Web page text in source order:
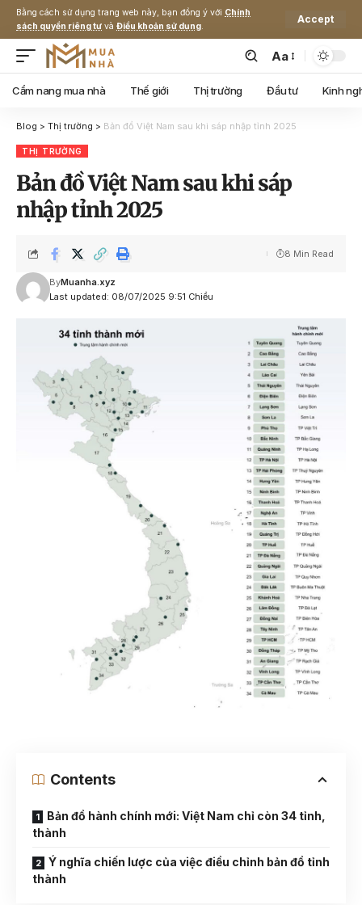
Bằng cách sử dụng trang web này, bạn đồng ý với Chính
sách quyền riêng tư và Điều khoản sử dụng.
Accept
Aa
Cẩm nang mua nhà Thế giới Thị trường Đầu tư Kinh
Blog > Thị trường > Bản đồ Việt Nam sau khi sáp nhập tỉnh 2025
THỊ TRƯỜNG
Bản đồ Việt Nam sau khi sáp
nhập tỉnh 2025
Last updated: 08/07/2025 9:51 Chiều
ByMuanha.xyz
8 Min Read
Contents
Bản đồ hành chính mới: Việt Nam chỉ còn 34 tỉnh,
thành
Ý nghĩa chiến lược của việc điều chỉnh bản đồ tỉnh
thành